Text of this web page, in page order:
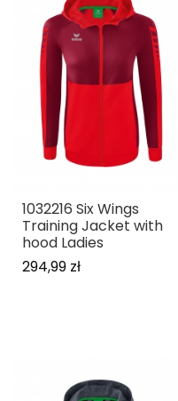
1032216 Six Wings
Training Jacket with
hood Ladies
294,99 zł